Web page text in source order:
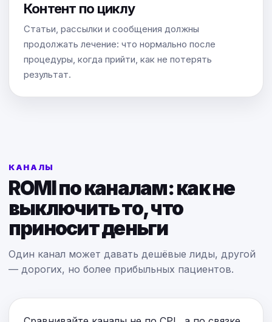
Контент по циклу
Статьи, рассылки и сообщения должны
продолжать лечение: что нормально после
процедуры, когда прийти, как не потерять
результат.
КАНАЛЫ
ROMI по каналам: как не
выключить то, что
приносит деньги
Один канал может давать дешёвые лиды, другой
— дорогих, но более прибыльных пациентов.